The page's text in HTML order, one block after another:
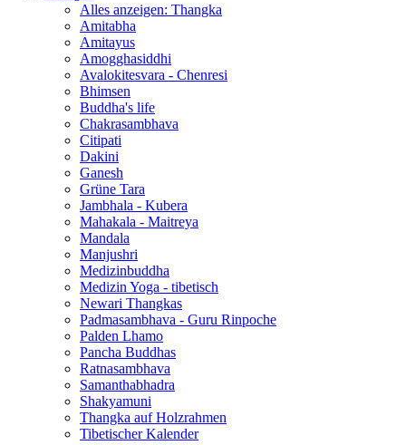
Alles anzeigen: Thangka
Amitabha
Amitayus
Amogghasiddhi
Avalokitesvara - Chenresi
Bhimsen
Buddha's life
Chakrasambhava
Citipati
Dakini
Ganesh
Grüne Tara
Jambhala - Kubera
Mahakala - Maitreya
Mandala
Manjushri
Medizinbuddha
Medizin Yoga - tibetisch
Newari Thangkas
Padmasambhava - Guru Rinpoche
Palden Lhamo
Pancha Buddhas
Ratnasambhava
Samanthabhadra
Shakyamuni
Thangka auf Holzrahmen
Tibetischer Kalender